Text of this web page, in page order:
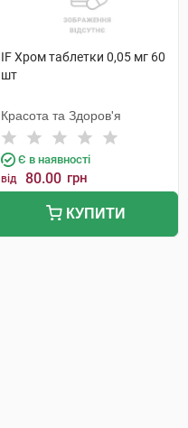
IF Хром таблетки 0,05 мг 60
шт
Красота та Здоров'я
Є в наявності
від 80.00 грн
КУПИТИ